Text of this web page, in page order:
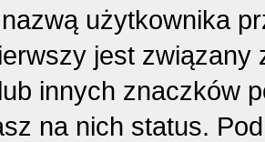
użytkownika
jest
innych znaczków
na nich status.